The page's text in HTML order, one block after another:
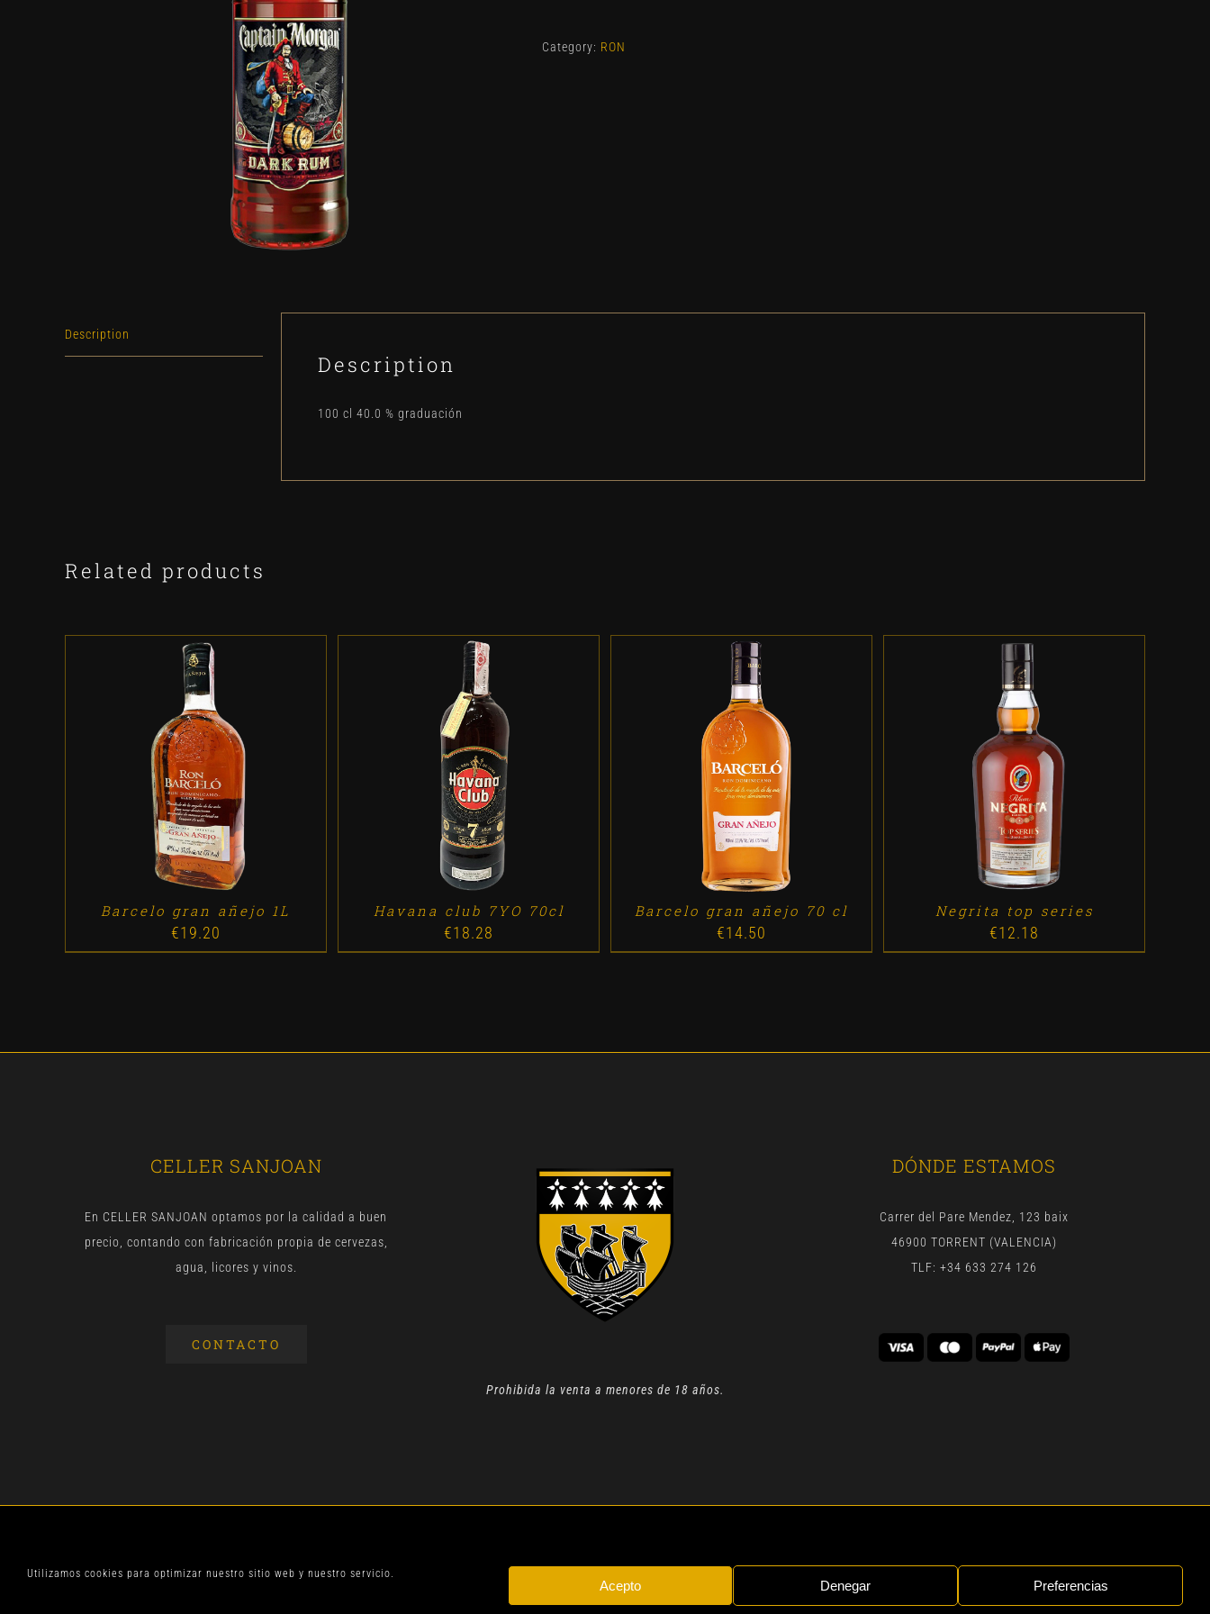
Utilizamos cookies para optimizar nuestro sitio web y nuestro servicio.
Acepto Denegar Preferencias
1L
Category: RON
Description
Description
100 cl 40.0 % graduación
Related products
ADD TO CART DETALLES
Barcelo gran añejo 1L
€19.20
ADD TO CART / DETALLES
Havana club 7YO 70cl
€18.28
ADD TO CART / DETALLES
Barcelo gran añejo 70 cl
€14.50
ADD TO CART / DETALLES
Negrita top series
€12.18
CELLER SANJOAN
En CELLER SANJOAN optamos por la calidad a buen
precio, contando con fabricación propia de cervezas,
agua, licores y vinos.
CONTACTO
Prohibida la venta a menores de 18 años.
DÓNDE ESTAMOS
Carrer del Pare Mendez, 123 baix
46900 TORRENT (VALENCIA)
TLF: +34 633 274 126
AVISO LEGAL| TODOS LOS DERECHOS RESERVADOS | BYGEN DIGITAL